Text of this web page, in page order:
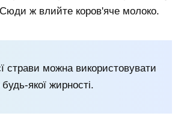
ж влийте коров'яче молоко.
страви можна використовувати
якої жирності.